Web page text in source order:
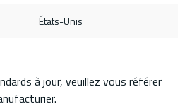
États-Unis
à jour, veuillez vous référer